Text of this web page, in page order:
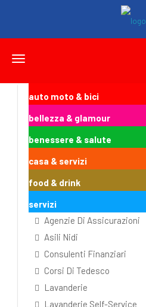
Toggle
auto moto & bici
bellezza & glamour
benessere & salute
casa & servizi
food & drink
servizi
Agenzie Di Assicurazioni
Asili Nidi
Consulenti Finanziari
Corsi Di Tedesco
Lavanderie
Lavanderie Self-Service